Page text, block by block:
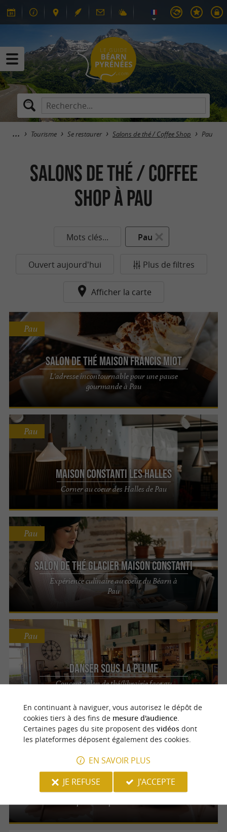
Tourisme Se restaurer Salons de thé / Coffee Shop Pau
Salons de thé / COFFEE
SHOP à Pau
Mots clés... Pau
Ouvert aujourd'hui Plus de filtres
Afficher la carte
Salon de Thé Maison Francis Miot
L'adresse incontournable pour une pause
gourmande à Pau
Pau
Maison Constanti Les Halles
Corner au coeur des Halles de Pau
Pau
Salon de thé Glacier Maison Constanti
Expérience culinaire au coeur du Béarn à
Pau
Pau
Danser sous la plume
Concept salon de thé/librairie face au
Pau
Suzani
Cuisine 100 % végétale, douceurs maison &
Pau
En continuant à naviguer, vous autorisez le dépôt de
cookies tiers à des fins de mesure d'audience.
Certaines pages du site proposent des vidéosdont
les plateformes déposent également des cookies.
EN SAVOIR PLUS
JE REFUSE
J'ACCEPTE